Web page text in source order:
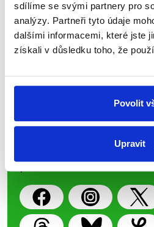
sdílíme se svými partnery pro
analýzy. Partneři tyto údaje
dalšími informacemi, které jste
získali v důsledku toho, že
Povolit
Upravit
Newsletter
Sociální sítě
Nenechte si ujít
z Demagog.cz.
příspěvků přátelům
práci.